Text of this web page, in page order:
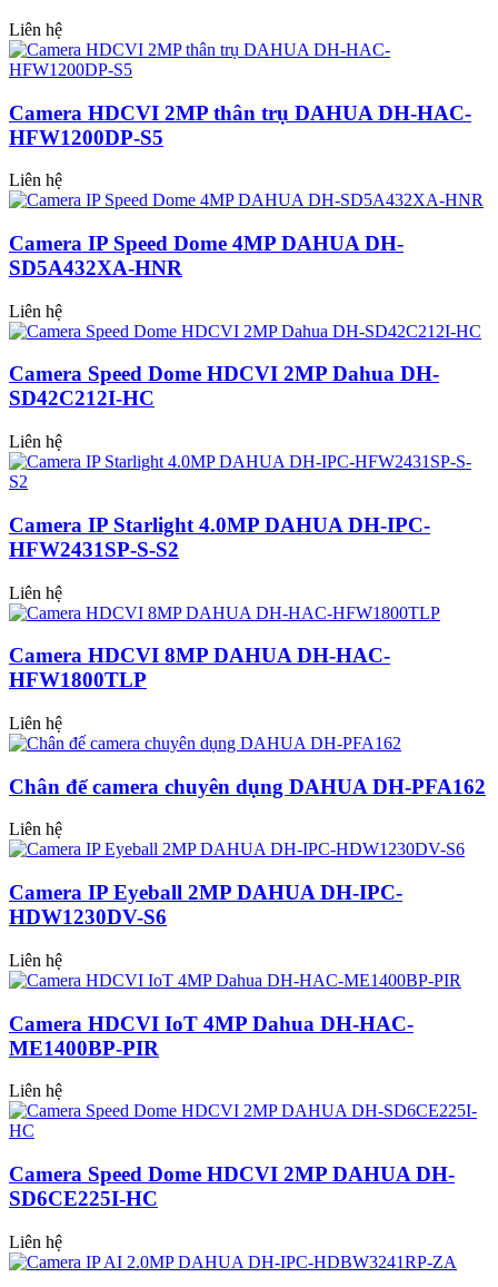
Liên hệ
Camera HDCVI 2MP thân trụ DAHUA DH-HAC-
HFW1200DP-S5
Liên hệ
Camera IP Speed Dome 4MP DAHUA DH-
SD5A432XA-HNR
Liên hệ
Camera Speed Dome HDCVI 2MP Dahua DH-
SD42C212I-HC
Liên hệ
Camera IP Starlight 4.0MP DAHUA DH-IPC-
HFW2431SP-S-S2
Liên hệ
Camera HDCVI 8MP DAHUA DH-HAC-
HFW1800TLP
Liên hệ
Chân đế camera chuyên dụng DAHUA DH-PFA162
Liên hệ
Camera IP Eyeball 2MP DAHUA DH-IPC-
HDW1230DV-S6
Liên hệ
Camera HDCVI IoT 4MP Dahua DH-HAC-
ME1400BP-PIR
Liên hệ
Camera Speed Dome HDCVI 2MP DAHUA DH-
SD6CE225I-HC
Liên hệ